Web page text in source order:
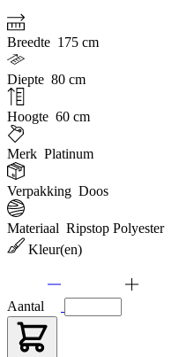
Breedte 175 cm
Diepte 80 cm
Hoogte 60 cm
Merk Platinum
Verpakking Doos
Materiaal Ripstop Polyester
Kleur(en)
Aantal